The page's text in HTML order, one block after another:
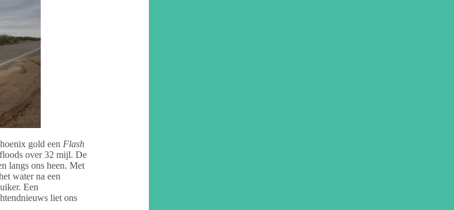
gold een Flash
over 32 mijl. De
langs ons heen. Met
water na een
Een
liet ons